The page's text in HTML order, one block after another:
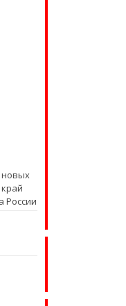
новых
России